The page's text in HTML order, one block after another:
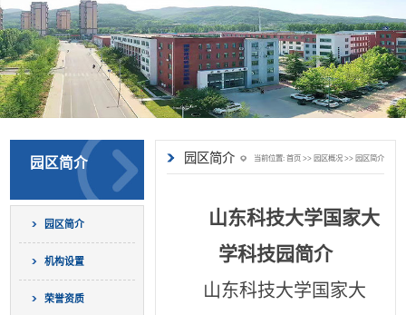
园区简介
园区简介
机构设置
荣誉资质
园区简介 当前位置: 首页>> 园区概况>> 园区简介
山东科技大学国家大
学科技园简介
山东科技大学国家大